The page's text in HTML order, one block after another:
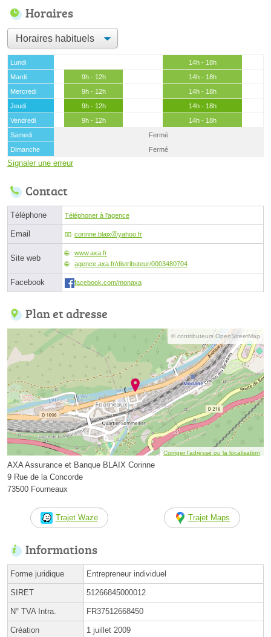
Horaires
Lundi
14h - 18h
Mardi
9h - 12h
14h - 18h
Mercredi
9h - 12h
14h - 18h
Jeudi
9h - 12h
14h - 18h
Vendredi
9h - 12h
14h - 18h
Samedi
Fermé
Dimanche
Fermé
Signaler une erreur
Contact
Téléphone Téléphoner à l'agence
Email corinne.blaixⓐyahoo.fr
Site web
www.axa.fr
agence.axa.fr/distributeur/0003480704
Facebook facebook.com/monaxa
Plan et adresse
© contributeurs OpenStreetMap
Corriger l’adresse ou la localisation
AXA Assurance et Banque BLAIX Corinne
9 Rue de la Concorde
73500 Fourneaux
Trajet Waze Trajet Maps
Informations
Forme juridique Entrepreneur individuel
SIRET 51266845000012
N° TVA Intra. FR37512668450
Création 1 juillet 2009